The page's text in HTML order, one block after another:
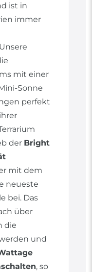
ist in
immer
mit einer
Sonne
perfekt
der Bright
mit dem
neueste
bei. Das
über
die
und
, so